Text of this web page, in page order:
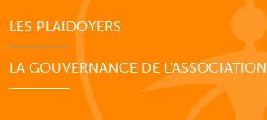
LES PLAIDOYERS
LA GOUVERNANCE DE L'ASSOCIATION